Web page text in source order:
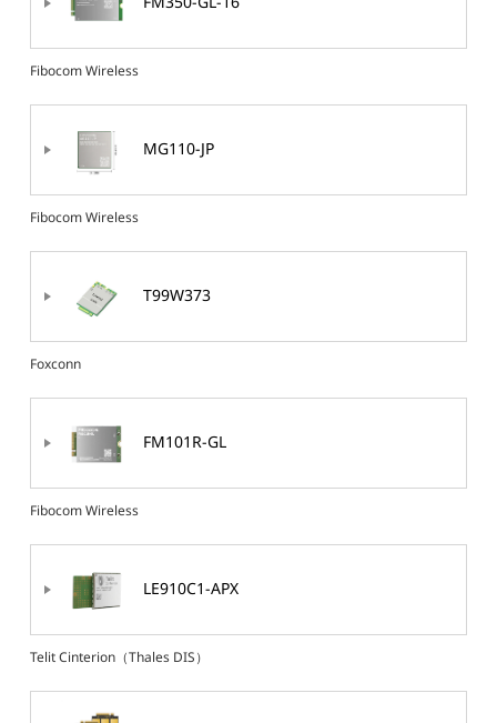
Fibocom Wireless
MG110-JP
Fibocom Wireless
T99W373
Foxconn
FM101R-GL
Fibocom Wireless
LE910C1-APX
Telit Cinterion（Thales DIS）